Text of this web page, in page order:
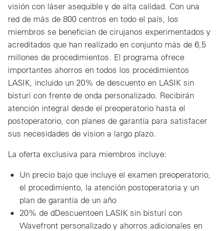
visión con láser asequible y de alta calidad. Con una
red de más de 800 centros en todo el país, los
miembros se benefician de cirujanos experimentados y
acreditados que han realizado en conjunto más de 6,5
millones de procedimientos. El programa ofrece
importantes ahorros en todos los procedimientos
LASIK, incluido un 20% de descuento en LASIK sin
bisturí con frente de onda personalizado. Recibirán
atención integral desde el preoperatorio hasta el
postoperatorio, con planes de garantía para satisfacer
sus necesidades de vision a largo plazo.
La oferta exclusiva para miembros incluye:
Un precio bajo que incluye el examen preoperatorio,
el procedimiento, la atención postoperatoria y un
plan de garantía de un año
20% de dDescuentoen LASIK sin bisturí con
Wavefront personalizado y ahorros adicionales en